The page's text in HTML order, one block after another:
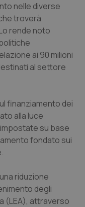
nelle diverse
troverà
rende noto
ai 90 milioni
al settore
finanziamento dei
alla luce
su base
fondato sui
riduzione
degli
(LEA), attraverso